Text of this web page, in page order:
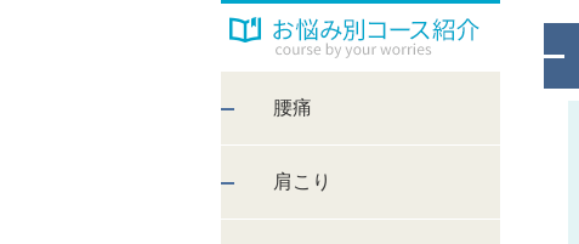
腰痛
肩こり